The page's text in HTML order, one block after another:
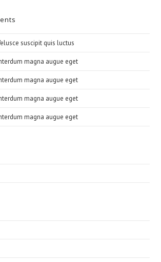
suscipit quis luctus
magna augue eget
magna augue eget
magna augue eget
magna augue eget